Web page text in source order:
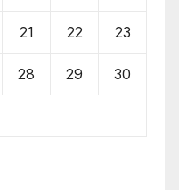
21 22 23
28 29 30